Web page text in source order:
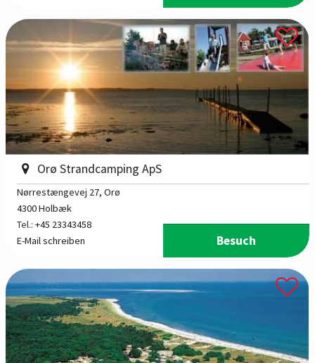
Orø Strandcamping ApS
Nørrestængevej 27, Orø
4300 Holbæk
Tel.: +45 23343458
E-Mail schreiben
Besuch